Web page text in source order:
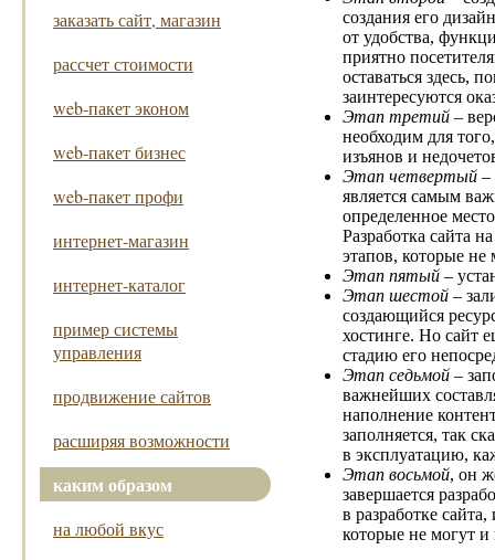
заказать сайт, магазин
рассчет стоимости
web-пакет эконом
web-пакет бизнес
web-пакет профи
интернет-магазин
интернет-каталог
пример системы
управления
продвижение сайтов
расширяя возможности
каким образом
на любой вкус
создания его
от удобства,
приятно
оставаться здесь,
заинтересуются
Этап третий –
необходим для
изъянов и
Этап четвертый –
является самым
определенное
Разработка сайта
этапов, которые
Этап пятый –
Этап шестой –
создающийся
хостинге. Но сайт
стадию его
Этап седьмой –
важнейших
наполнение
заполняется, так
в эксплуатацию,
Этап восьмой, он
завершается
в разработке
которые не могут и